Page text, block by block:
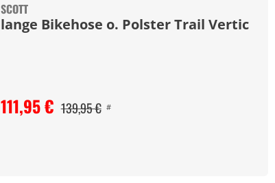
SCOTT
lange Bikehose o. Polster Trail Vertic
111,95 € 139,95 € #